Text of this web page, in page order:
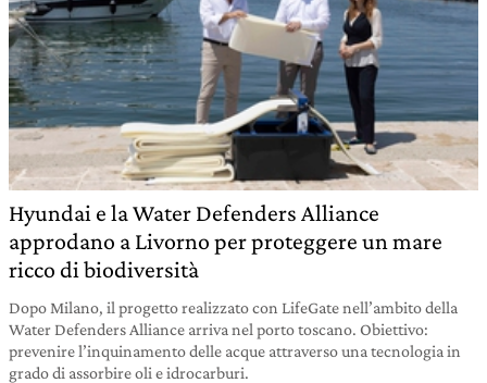
Hyundai e la Water Defenders Alliance
approdano a Livorno per proteggere un mare
ricco di biodiversità
Dopo Milano, il progetto realizzato con LifeGate nell’ambito della
Water Defenders Alliance arriva nel porto toscano. Obiettivo:
prevenire l’inquinamento delle acque attraverso una tecnologia in
grado di assorbire oli e idrocarburi.